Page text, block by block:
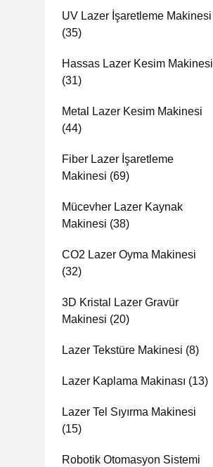
UV Lazer İşaretleme Makinesi
(35)
Hassas Lazer Kesim Makinesi
(31)
Metal Lazer Kesim Makinesi
(44)
Fiber Lazer İşaretleme
Makinesi (69)
Mücevher Lazer Kaynak
Makinesi (38)
CO2 Lazer Oyma Makinesi
(32)
3D Kristal Lazer Gravür
Makinesi (20)
Lazer Tekstüre Makinesi (8)
Lazer Kaplama Makinası (13)
Lazer Tel Sıyırma Makinesi
(15)
Robotik Otomasyon Sistemi